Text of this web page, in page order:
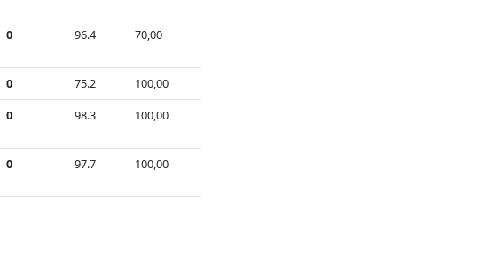
0 96.4 70,00
0 75.2
100,00
0 98.3 100,00
0 97.7 100,00